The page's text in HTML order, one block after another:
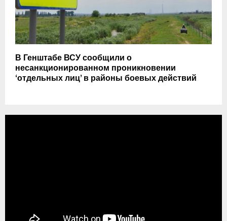
В Генштабе ВСУ сообщили о
несанкционированном проникновении
‘отдельных лиц’ в районы боевых действий